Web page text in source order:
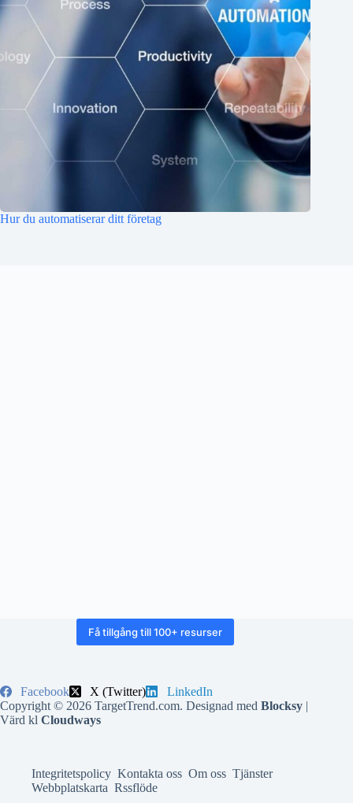
Hur du automatiserar ditt företag
Få tillgång till 100+ resurser
Facebook X (Twitter)
LinkedIn
Copyright © 2026 TargetTrend.com. Designad med Blocksy |
Värd kl Cloudways
Integritetspolicy Kontakta oss Om oss Tjänster
Webbplatskarta Rssflöde